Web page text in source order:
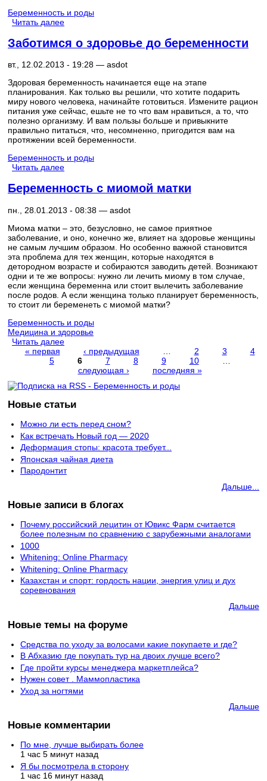
Беременность и роды
Читать далее
Заботимся о здоровье до беременности
вт., 12.02.2013 - 19:28 — asdot
Здоровая беременность начинается еще на этапе
планирования. Как только вы решили, что хотите подарить
миру нового человека, начинайте готовиться. Измените рацион
питания уже сейчас, ешьте не то что вам нравиться, а то, что
полезно организму. И вам пользы больше и привыкните
правильно питаться, что, несомненно, пригодится вам на
протяжении всей беременности.
Беременность и роды
Читать далее
Беременность с миомой матки
пн., 28.01.2013 - 08:38 — asdot
Миома матки – это, безусловно, не самое приятное
заболевание, и оно, конечно же, влияет на здоровье женщины
не самым лучшим образом. Но особенно важной становится
эта проблема для тех женщин, которые находятся в
детородном возрасте и собираются заводить детей. Возникают
одни и те же вопросы: нужно ли лечить миому в том случае,
если женщина беременна или стоит вылечить заболевание
после родов. А если женщина только планирует беременность,
то стоит ли беременеть с миомой матки?
Беременность и роды
Медицина и здоровье
Читать далее
Страницы
« первая ‹ предыдущая 2 3
4
5
6 7 8 9 10
следующая ›
последняя »
Новые статьи
Можно ли есть перед сном?
Как встречать Новый год — 2020
Деформация стопы: красота требует...
Японская чайная диета
Пародонтит
Дальше...
Новые записи в блогах
Почему российский лецитин от Ювикс Фарм считается
более полезным по сравнению с зарубежными аналогами
1000
Whitening: Online Pharmacy
Whitening: Online Pharmacy
Казахстан и спорт: гордость нации, энергия улиц и дух
соревнования
Дальше
Новые темы на форуме
Средства по уходу за волосами какие покупаете и где?
В Абхазию где покупать тур на двоих лучше всего?
Где пройти курсы менеджера маркетплейса?
Нужен совет . Маммопластика
Уход за ногтями
Дальше
Новые комментарии
По мне, лучше выбирать более
1 час 5 минут назад
Я бы посмотрела в сторону
1 час 16 минут назад